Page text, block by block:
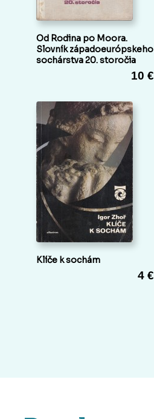
Od Rodina po Moora.
Slovník západoeurópskeho
sochárstva 20. storočia
10 €
Klíče k sochám
4 €